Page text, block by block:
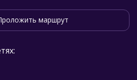
маршрут